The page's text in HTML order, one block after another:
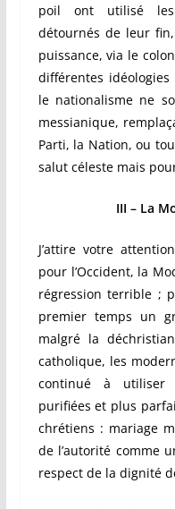
poil ont utiliséles
détournés de leur
puissance, via le
différentes
le nationalisme ne
messianique,
Parti, la Nation, ou
salut céleste mais
III – La
J’attire votre
pour l’Occident, la
régression terrible ;
premier temps un
malgré la
catholique, les
continué à utiliser
purifiées et plus
chrétiens : mariage
de l’autorité comme
respect de la dignité